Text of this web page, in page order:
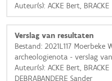
Auteur(s): ACKE Bert,
Verslag van resultaten
Bestand: 2021L117 Moerbeke
archeologienota - verslag
Auteur(s): ACKE Bert,
DEBRABANDERE Sander